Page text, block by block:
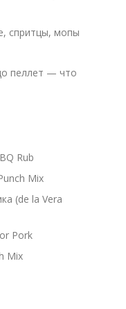
спритцы, мопы
пеллет — что
Rub
Mix
(de la Vera
Pork
Mix